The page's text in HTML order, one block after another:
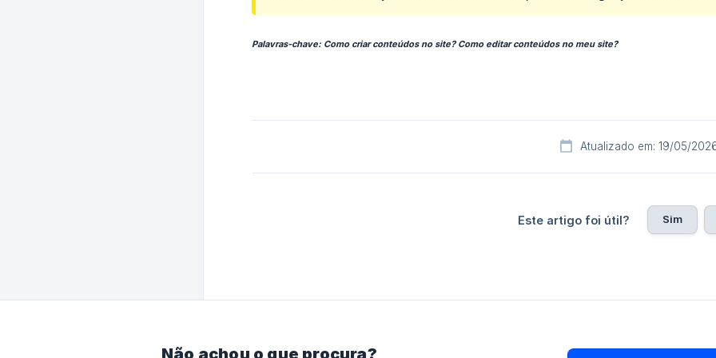
Palavras-chave: Como criar conteúdos no site? Como editar conteúdos no meu site?
Atualizado em: 19/05/
Este artigo foi útil? Sim
Não achou o que procura?